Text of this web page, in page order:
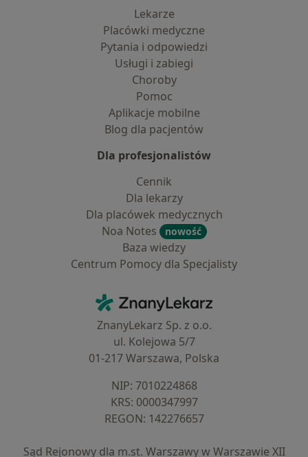
Lekarze
Placówki medyczne
Pytania i odpowiedzi
Usługi i zabiegi
Choroby
Pomoc
Aplikacje mobilne
Blog dla pacjentów
Dla profesjonalistów
Cennik
Dla lekarzy
Dla placówek medycznych
Noa Notes
nowość
Baza wiedzy
Centrum Pomocy dla Specjalisty
ZnanyLekarz - Strona główna
ZnanyLekarz Sp. z o.o.
ul. Kolejowa 5/7
01-217 Warszawa, Polska
NIP: ⁠7010224868
KRS: ⁠0000347997
REGON: ⁠142276657
Sąd Rejonowy dla m.st. Warszawy w Warszawie XII